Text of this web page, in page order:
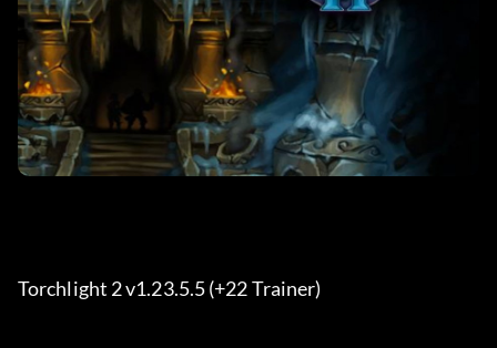
Torchlight 2 v1.23.5.5 (+22 Trainer)